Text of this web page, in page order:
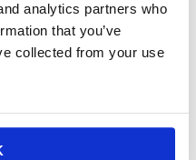
analytics partners who
that you’ve
collected from your use
るご質問はこちら